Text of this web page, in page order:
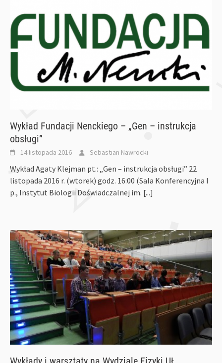
Wykład Fundacji Nenckiego – „Gen – instrukcja
obsługi”
14 listopada 2016 Sebastian Nawrocki
Wykład Agaty Klejman pt.: „Gen – instrukcja obsługi” 22
listopada 2016 r. (wtorek) godz. 16:00 (Sala Konferencyjna I
p., Instytut Biologii Doświadczalnej im. [...]